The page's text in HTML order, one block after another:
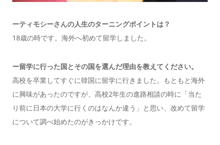
ーティモシーさんの人生のターニングポイントは？
18歳の時です。海外へ初めて留学しました。
ー留学に行った国とその国を選んだ理由を教えてください。
高校を卒業してすぐに韓国に留学に行きました。もともと海外
に興味があったのですが、高校2年生の進路相談の時に「当た
り前に日本の大学に行くのはなんか違う」と思い、改めて留学
について調べ始めたのがきっかけです。